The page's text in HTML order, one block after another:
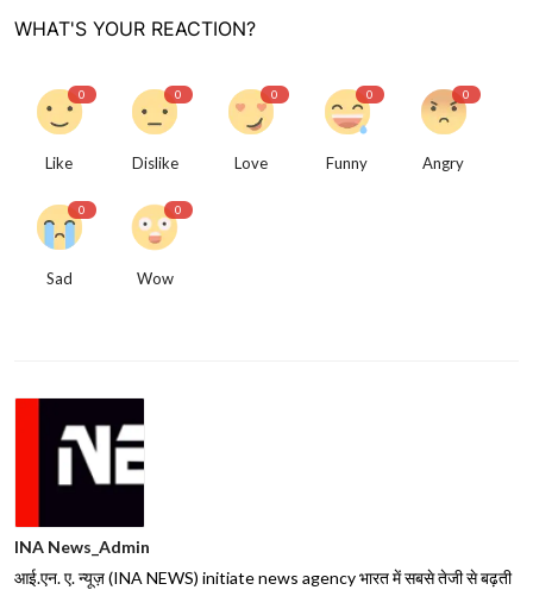
WHAT'S YOUR REACTION?
0
Like
0
Dislike
0
Love
0
Funny
0
Angry
0
Sad
0
Wow
INA News_Admin
आई.एन. ए. न्यूज़ (INA NEWS) initiate news agency भारत में सबसे तेजी से बढ़ती